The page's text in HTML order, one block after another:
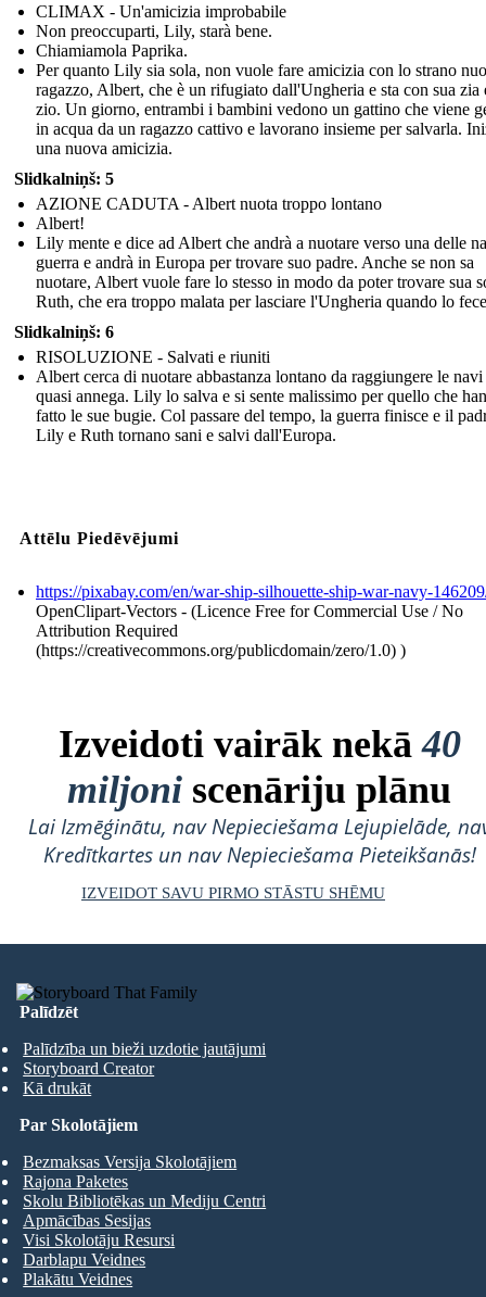
CLIMAX - Un'amicizia improbabile
Non preoccuparti, Lily, starà bene.
Chiamiamola Paprika.
Per quanto Lily sia sola, non vuole fare amicizia con lo strano
ragazzo, Albert, che è un rifugiato dall'Ungheria e sta con sua zia
zio. Un giorno, entrambi i bambini vedono un gattino che viene
in acqua da un ragazzo cattivo e lavorano insieme per salvarla.
una nuova amicizia.
Slidkalniņš: 5
AZIONE CADUTA - Albert nuota troppo lontano
Albert!
Lily mente e dice ad Albert che andrà a nuotare verso una delle
guerra e andrà in Europa per trovare suo padre. Anche se non sa
nuotare, Albert vuole fare lo stesso in modo da poter trovare sua
Ruth, che era troppo malata per lasciare l'Ungheria quando lo
Slidkalniņš: 6
RISOLUZIONE - Salvati e riuniti
Albert cerca di nuotare abbastanza lontano da raggiungere le navi
quasi annega. Lily lo salva e si sente malissimo per quello che
fatto le sue bugie. Col passare del tempo, la guerra finisce e il
Lily e Ruth tornano sani e salvi dall'Europa.
Attēlu Piedēvējumi
https://pixabay.com/en/war-ship-silhouette-ship-war-navy-
OpenClipart-Vectors - (Licence Free for Commercial Use / No
Attribution Required
(https://creativecommons.org/publicdomain/zero/1.0) )
Izveidoti vairāk nekā40
miljoni scenāriju plānu
Lai Izmēģinātu, nav Nepieciešama Lejupielāde,
Kredītkartes un nav Nepieciešama Pieteikšanās!
IZVEIDOT SAVU PIRMO STĀSTU SHĒMU
Palīdzēt
Palīdzība un bieži uzdotie jautājumi
Storyboard Creator
Kā drukāt
Par Skolotājiem
Bezmaksas Versija Skolotājiem
Rajona Paketes
Skolu Bibliotēkas un Mediju Centri
Apmācības Sesijas
Visi Skolotāju Resursi
Darblapu Veidnes
Plakātu Veidnes